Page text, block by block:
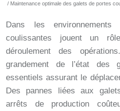
/ Maintenance optimale des galets de portes
Dans les
coulissantes jouent un
déroulement des
grandement de l’état des
essentiels assurant le
Des pannes liées aux
arrêts de production